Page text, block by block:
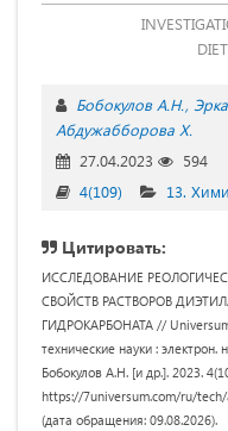
Бобокулов А.Н.
Абдужабборова Х.
27.04.2023
594
4(109)
13.
Цитировать:
ИССЛЕДОВАНИЕ
СВОЙСТВ РАСТВОРОВ
ГИДРОКАРБОНАТА //
технические науки : электрон.
Бобокулов А.Н. [и др.]. 2023.
https://7universum.com/ru/
(дата обращения: 09.08.2026).